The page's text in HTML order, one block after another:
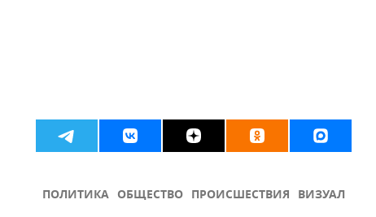
ПОЛИТИКА ОБЩЕСТВО ПРОИСШЕСТВИЯ ВИЗУАЛ